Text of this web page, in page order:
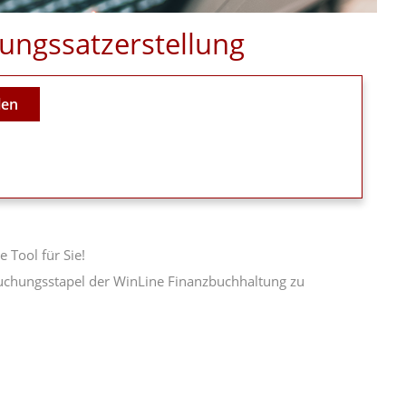
Tool für Sie!
der WinLine Finanzbuchhaltung zu